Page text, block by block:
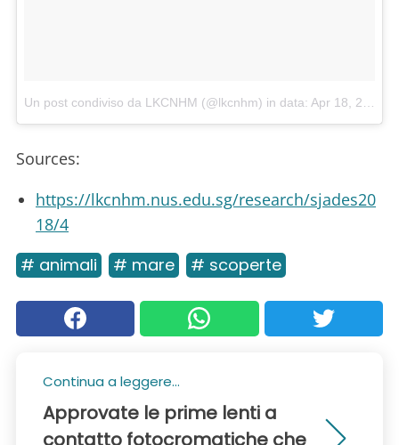
Un post condiviso da LKCNHM (@lkcnhm) in data: Apr 18, 2018 at 10:59 PDT
Sources:
https://lkcnhm.nus.edu.sg/research/sjades20
18/4
# animali # mare # scoperte
Continua a leggere...
Approvate le prime lenti a
contatto fotocromatiche che